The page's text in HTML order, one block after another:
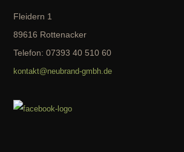
Fleidern 1
89616 Rottenacker
Telefon: 07393 40 510 60
kontakt@neubrand-gmbh.de